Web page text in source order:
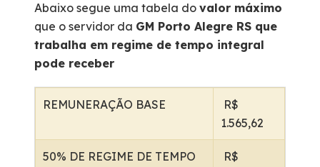
Abaixo segue uma tabela do valor máximo
que o servidor da GM Porto Alegre RS que
trabalha em regime de tempo integral
pode receber
REMUNERAÇÃO BASE
R$
1.565,62
50% DE REGIME DE TEMPO
R$